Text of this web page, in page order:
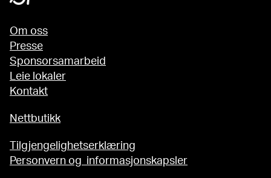
Om oss
Presse
Sponsorsamarbeid
Leie lokaler
Kontakt
Nettbutikk
Tilgjengelighetserklæring
Personvern og informasjonskapsler